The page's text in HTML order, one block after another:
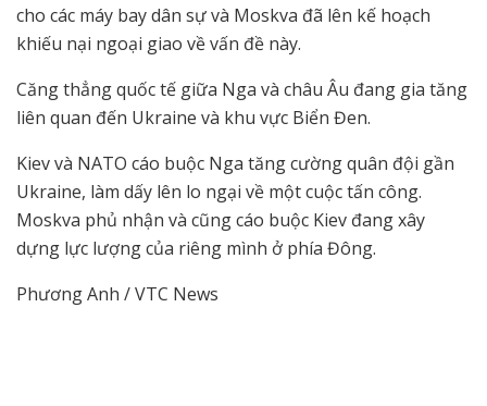
cho các máy bay dân sự và Moskva đã lên kế hoạch
khiếu nại ngoại giao về vấn đề này.
Căng thẳng quốc tế giữa Nga và châu Âu đang gia tăng
liên quan đến Ukraine và khu vực Biển Đen.
Kiev và NATO cáo buộc Nga tăng cường quân đội gần
Ukraine, làm dấy lên lo ngại về một cuộc tấn công.
Moskva phủ nhận và cũng cáo buộc Kiev đang xây
dựng lực lượng của riêng mình ở phía Đông.
Phương Anh / VTC News